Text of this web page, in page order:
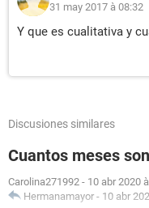
31 may 2017 à 08:32
Y que es cualitativa y
Discusiones similares
Cuantos meses
Carolina271992 - 10 abr 2020
Hermanamayor - 10 abr